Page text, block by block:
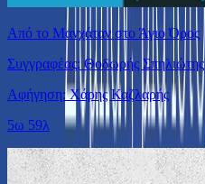
Από το Μανχάταν στο Άγιο Όρος
Συγγραφέας: Θοδωρής Σπηλιώτης
Αφήγηση: Χάρης Καζλαρής
5ω 59λ